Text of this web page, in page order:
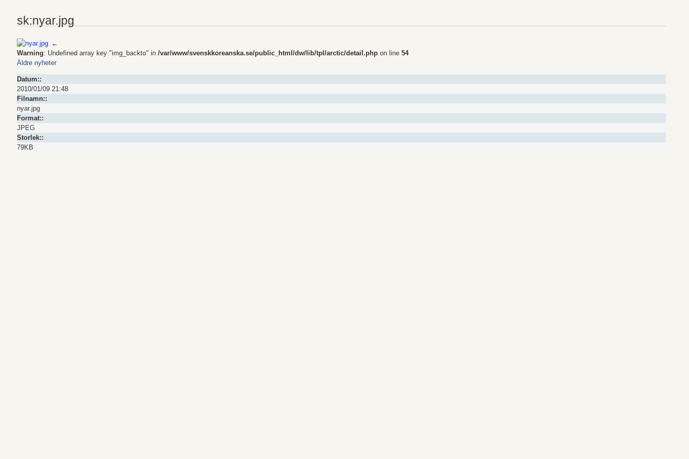
sk:nyar.jpg
←
Warning: Undefined array key "img_backto" in /var/www/svenskkoreanska.se/public_html/dw/lib/tpl/arctic/detail.phpon line 54
Äldre nyheter
Datum::
2010/01/09 21:48
Filnamn::
nyar.jpg
Format::
JPEG
Storlek::
79KB